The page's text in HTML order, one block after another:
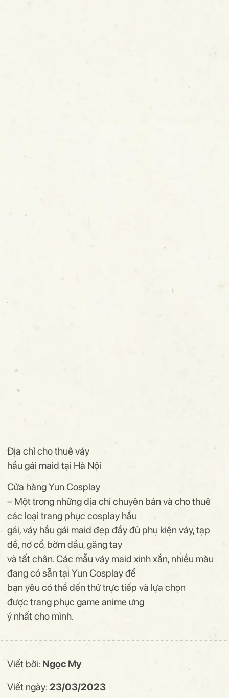
Địa chỉ cho thuê váy
hầu gái maid tại Hà Nội
Cửa hàng Yun Cosplay
– Một trong những địa chỉ chuyên bán và cho thuê
các loại trang phục cosplay hầu
gái, váy hầu gái maid đẹp đầy đủ phụ kiện váy, tạp
dề, nơ cổ, bờm đầu, găng tay
và tất chân. Các mẫu váy maid xinh xắn, nhiều màu
đang có sẵn tại Yun Cosplay để
bạn yêu có thể đến thử trực tiếp và lựa chọn
đượctrang phục game anime ưng
ý nhất cho mình.
Viết bởi: Ngọc My
Viết ngày: 23/03/2023